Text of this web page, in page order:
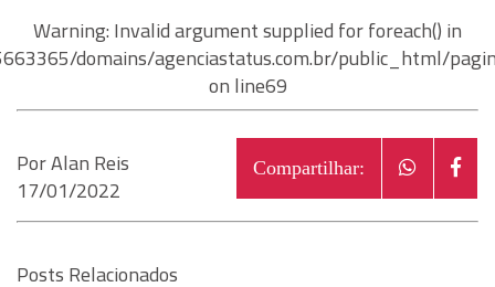
Warning: Invalid argument supplied for foreach() in
domains/agenciastatus.com.br/public_html/
on line69
Por Alan Reis
17/01/2022
Compartilhar:
Posts Relacionados